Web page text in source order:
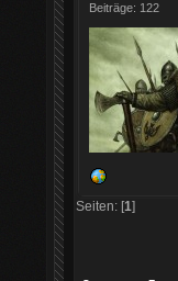
Beiträge: 122
Seiten: [1]